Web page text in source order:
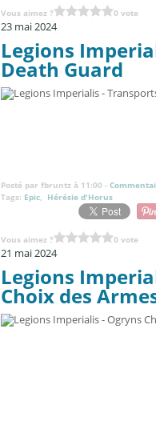
Vous aimez ? 0 vote
23 mai 2024
Legions
Death Guard
Posté par fbruntz à 11:00 -
Tags: Epic, Hérésie d'Horus
Vous aimez ? 0 vote
21 mai 2024
Legions
Choix des